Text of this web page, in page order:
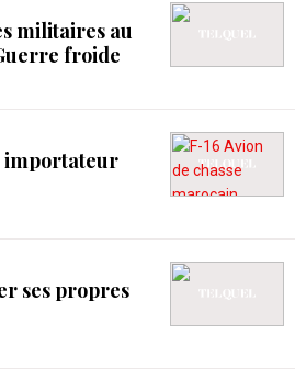
militaires au
froide
importateur
ses propres